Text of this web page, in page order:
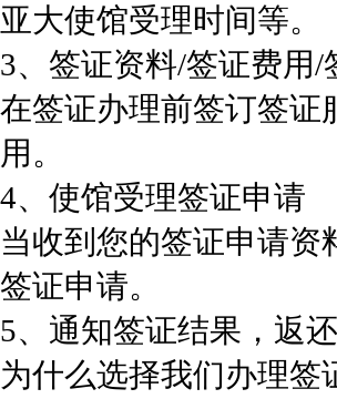
亚大使馆受理时间等。
3、签证资料/签证费用/
在签证办理前签订签证
用。
4、使馆受理签证申请
当收到您的签证申请资
签证申请。
5、通知签证结果，返还
为什么选择我们办理签